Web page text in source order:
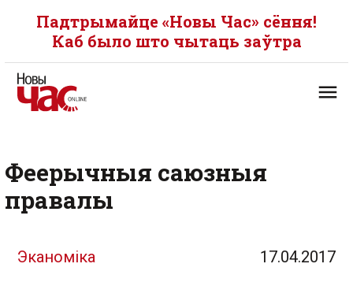
Падтрымайце «Новы Час» сёння!
Каб было што чытаць заўтра
Феерычныя саюзныя
правалы
Эканоміка 17.04.2017